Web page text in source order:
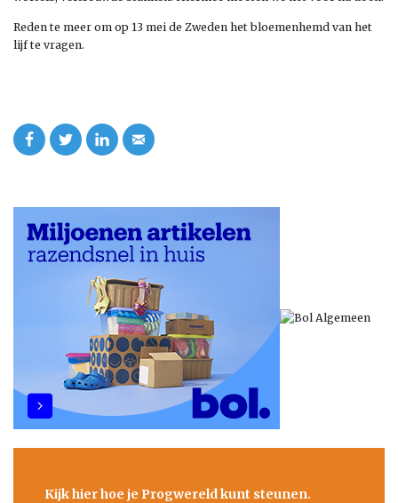
Reden te meer om op 13 mei de Zweden het bloemenhemd van het
lijf te vragen.
Kijk hier hoe je Progwereld kunt steunen.